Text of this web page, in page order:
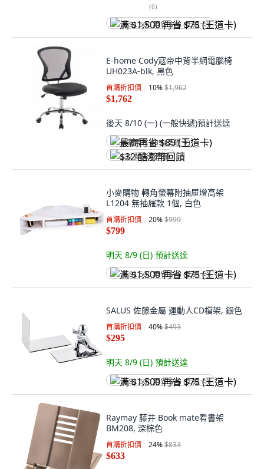
(6)
满 $1,500 再省 $75 (王道卡)
E-home Cody寇帝中背半網電腦椅
UH023A-blk, 黑色
首購折扣價 10%$1,962
$1,762
後天 8/10 (一) (一般快遞)預計送達
最高再省 $89 (王道卡)
$32 酷澎幣回饋
小麥購物 轉角螢幕附抽屉增高架
L1204 無抽屜款 1個, 白色
首購折扣價 20%$999
$799
明天 8/9 (日) 預計送達
满 $1,500 再省 $75 (王道卡)
SALUS 佐藤金屬 運動人CD檔架, 銀色
首購折扣價 40%$493
$295
明天 8/9 (日) 預計送達
满 $1,500 再省 $75 (王道卡)
Raymay 藤井 Book mate看書架
BM208, 深棕色
首購折扣價 24%$833
$633